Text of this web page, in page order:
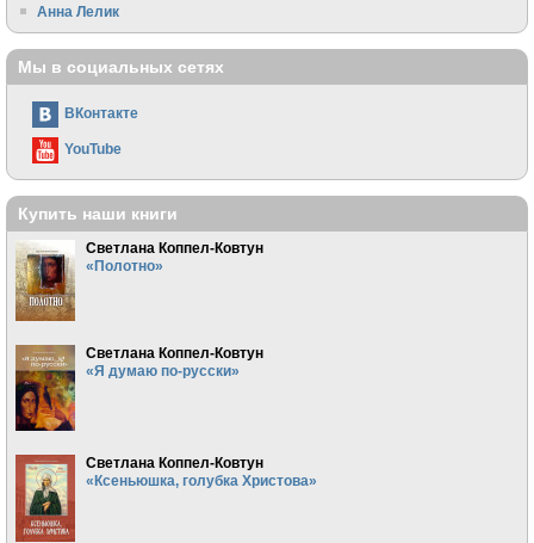
Анна Лелик
Мы в социальных сетях
ВКонтакте
YouTube
Купить наши книги
Светлана Коппел-Ковтун
«Полотно»
Светлана Коппел-Ковтун
«Я думаю по-русски»
Светлана Коппел-Ковтун
«Ксеньюшка, голубка Христова»